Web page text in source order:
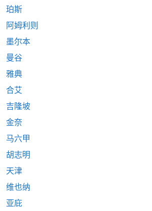
珀斯
阿姆利则
墨尔本
曼谷
雅典
合艾
吉隆坡
金奈
马六甲
胡志明
天津
维也纳
亚庇